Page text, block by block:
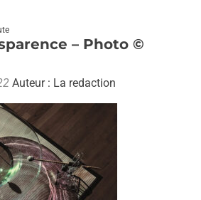
– Photo ©
Auteur : La redaction